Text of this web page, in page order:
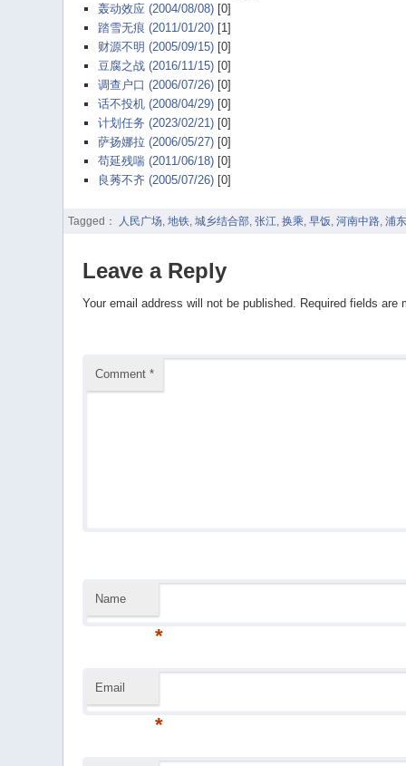
轰动效应 (2004/08/08)[0]
踏雪无痕 (2011/01/20)[1]
财源不明 (2005/09/15)[0]
豆腐之战 (2016/11/15)[0]
调查户口 (2006/07/26)[0]
话不投机 (2008/04/29)[0]
计划任务 (2023/02/21)[0]
萨扬娜拉 (2006/05/27)[0]
苟延残喘 (2011/06/18)[0]
良莠不齐 (2005/07/26)[0]
Tagged： 人民广场, 地铁, 城乡结合部, 张江, 换乘, 早饭, 河南中路, 浦东
Leave a Reply
Your email address will not be published. Required fields are
Comment *
Name
*
Email
*